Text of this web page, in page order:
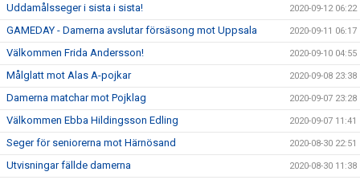
Uddamålsseger i sista i sista! 2020-09-12 06:22
GAMEDAY - Damerna avslutar försäsong mot Uppsala 2020-09-11 06:17
Välkommen Frida Andersson! 2020-09-10 04:55
Målglatt mot Alas A-pojkar 2020-09-08 23:38
Damerna matchar mot Pojklag 2020-09-07 23:28
Välkommen Ebba Hildingsson Edling 2020-09-07 11:41
Seger för seniorerna mot Härnösand 2020-08-30 22:51
Utvisningar fällde damerna 2020-08-30 11:38